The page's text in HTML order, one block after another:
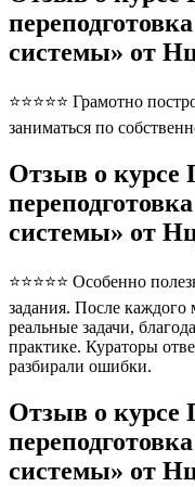
системы» от
⭐⭐⭐⭐⭐ Грамотно
заниматься по
Отзыв о курсе
системы» от
⭐⭐⭐⭐⭐ Особенно
задания. После
реальные задачи,
практике. Кураторы
разбирали ошибки.
Отзыв о курсе
системы» от